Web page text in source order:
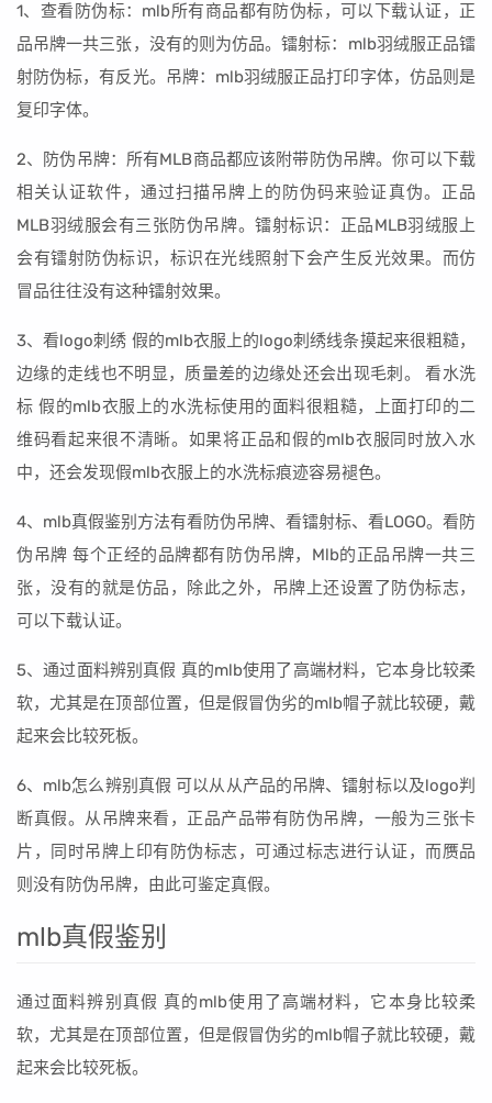
1、查看防伪标：mlb所有商品都有防伪标，可以下载认证，正
品吊牌一共三张，没有的则为仿品。镭射标：mlb羽绒服正品镭
射防伪标，有反光。吊牌：mlb羽绒服正品打印字体，仿品则是
复印字体。
2、防伪吊牌：所有MLB商品都应该附带防伪吊牌。你可以下载
相关认证软件，通过扫描吊牌上的防伪码来验证真伪。正品
MLB羽绒服会有三张防伪吊牌。镭射标识：正品MLB羽绒服上
会有镭射防伪标识，标识在光线照射下会产生反光效果。而仿
冒品往往没有这种镭射效果。
3、看logo刺绣 假的mlb衣服上的logo刺绣线条摸起来很粗糙，
边缘的走线也不明显，质量差的边缘处还会出现毛刺。 看水洗
标 假的mlb衣服上的水洗标使用的面料很粗糙，上面打印的二
维码看起来很不清晰。如果将正品和假的mlb衣服同时放入水
中，还会发现假mlb衣服上的水洗标痕迹容易褪色。
4、mlb真假鉴别方法有看防伪吊牌、看镭射标、看LOGO。看防
伪吊牌 每个正经的品牌都有防伪吊牌，Mlb的正品吊牌一共三
张，没有的就是仿品，除此之外，吊牌上还设置了防伪标志，
可以下载认证。
5、通过面料辨别真假 真的mlb使用了高端材料，它本身比较柔
软，尤其是在顶部位置，但是假冒伪劣的mlb帽子就比较硬，戴
起来会比较死板。
6、mlb怎么辨别真假 可以从从产品的吊牌、镭射标以及logo判
断真假。从吊牌来看，正品产品带有防伪吊牌，一般为三张卡
片，同时吊牌上印有防伪标志，可通过标志进行认证，而赝品
则没有防伪吊牌，由此可鉴定真假。
mlb真假鉴别
通过面料辨别真假 真的mlb使用了高端材料，它本身比较柔
软，尤其是在顶部位置，但是假冒伪劣的mlb帽子就比较硬，戴
起来会比较死板。